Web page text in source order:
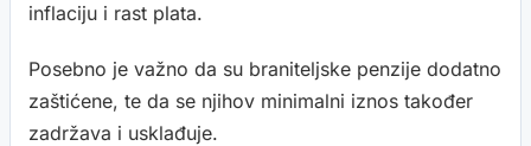
inflaciju i rast plata.
Posebno je važno da su braniteljske penzije dodatno
zaštićene, te da se njihov minimalni iznos također
zadržava i usklađuje.